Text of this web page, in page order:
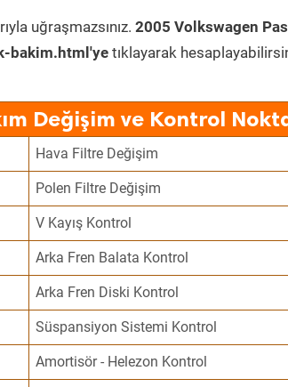
uğraşmazsınız. 2005 Volkswagen
bakim.html'yetıklayarak
Değişim ve Kontrol
Hava Filtre Değişim
Polen Filtre Değişim
V Kayış Kontrol
Arka Fren Balata Kontrol
Arka Fren Diski Kontrol
Süspansiyon Sistemi Kontrol
Amortisör - Helezon Kontrol